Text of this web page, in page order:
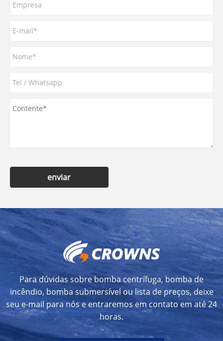
enviar
Para dúvidas sobre bomba centrífuga, bomba de
incêndio, bomba submersível ou lista de preços, deixe
seu e-mail para nós e entraremos em contato em até 24
horas.